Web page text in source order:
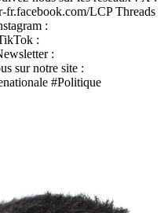
fr.facebook.com/LCP Threads
:
:
:
sur notre site :
#Politique